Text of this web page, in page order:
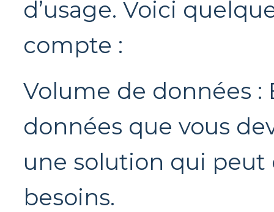
d’usage. Voici
compte :
Volume de données
données que vous
une solution qui peut
besoins.